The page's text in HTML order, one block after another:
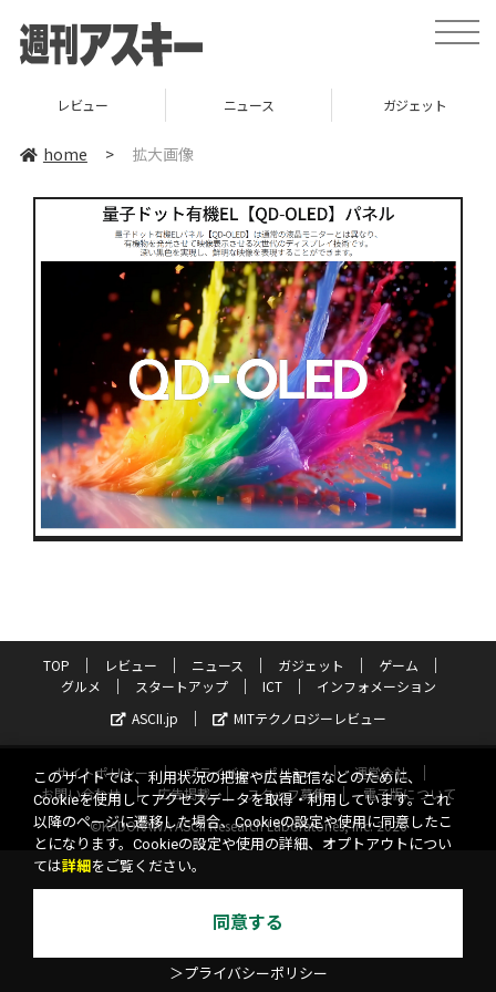
toggle
レビュー ニュース ガジェット
home > 拡大画像
TOP レビュー ニュース ガジェット
ゲーム
グルメ
スタートアップ ICT
インフォメーション
ASCII.jp
MITテクノロジーレビュー
サイトポリシー プライバシーポリシー
運営会社
お問い合わせ
広告掲載 スタッフ募集
電子版について
©KADOKAWA ASCII Research Laboratories, Inc. 2026
このサイトでは、利用状況の把握や広告配信などのために、
Cookieを使用してアクセスデータを取得・利用しています。これ
以降のページに遷移した場合、Cookieの設定や使用に同意したこ
とになります。Cookieの設定や使用の詳細、オプトアウトについ
ては詳細 をご覧ください。
同意する
＞プライバシーポリシー